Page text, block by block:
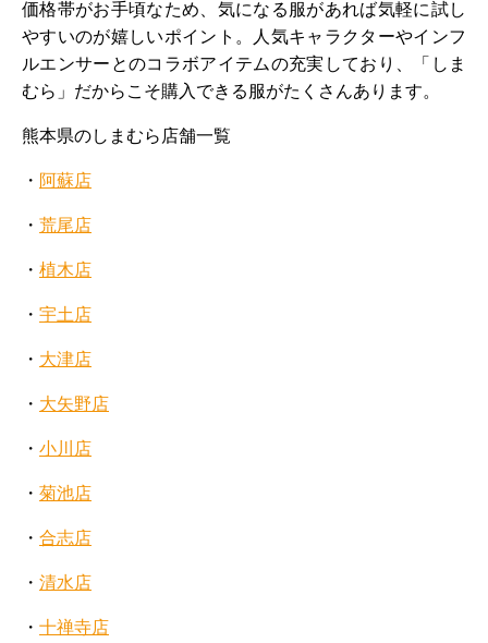
価格帯がお手頃なため、気になる服があれば気軽に試し
やすいのが嬉しいポイント。人気キャラクターやインフ
ルエンサーとのコラボアイテムの充実しており、「しま
むら」だからこそ購入できる服がたくさんあります。
熊本県のしまむら店舗一覧
・ 阿蘇店
・ 荒尾店
・ 植木店
・ 宇土店
・ 大津店
・ 大矢野店
・ 小川店
・ 菊池店
・ 合志店
・ 清水店
・ 十禅寺店